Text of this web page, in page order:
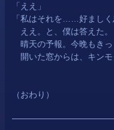
「ええ」
「私はそれを……好ましく
ええ。と、僕は答えた。
晴天の予報。今晩もきっ
開いた窓からは、キンモ
（おわり）